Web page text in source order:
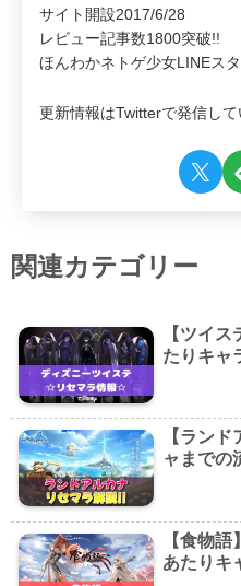
サイト開設2017/6/28
レビュー記事数1800突破!!
ほんわかネトゲ少女LINEス
更新情報はTwitterで発信し
関連カテゴリー
【ツイ
たりキャ
【ラン
ャまでの
【食物
あたりキ